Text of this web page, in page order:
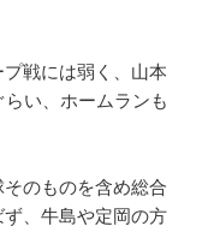
戦には弱く、山本
い、ホームランも
のものを含め総合
、牛島や定岡の方